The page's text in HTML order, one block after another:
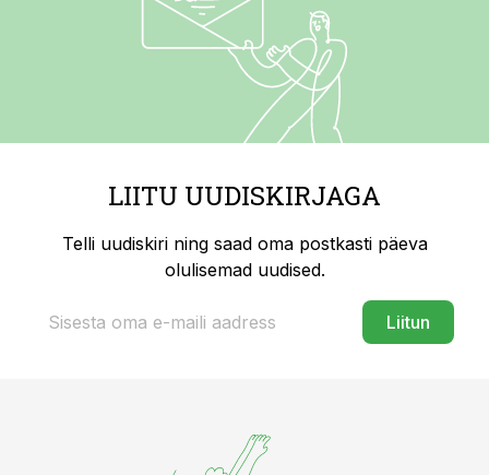
LIITU UUDISKIRJAGA
Telli uudiskiri ning saad oma postkasti päeva
olulisemad uudised.
Liitun